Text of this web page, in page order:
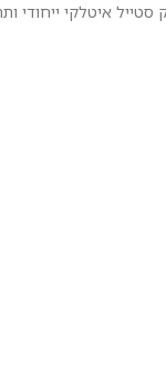
איטלקי ייחודי